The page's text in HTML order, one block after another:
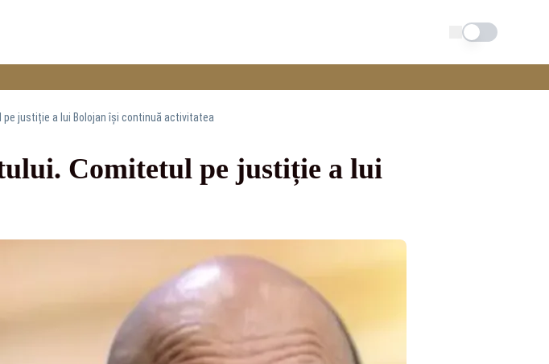
Schimba tema
justiție a lui Bolojan își continuă activitatea
Comitetul pe justiție a lui